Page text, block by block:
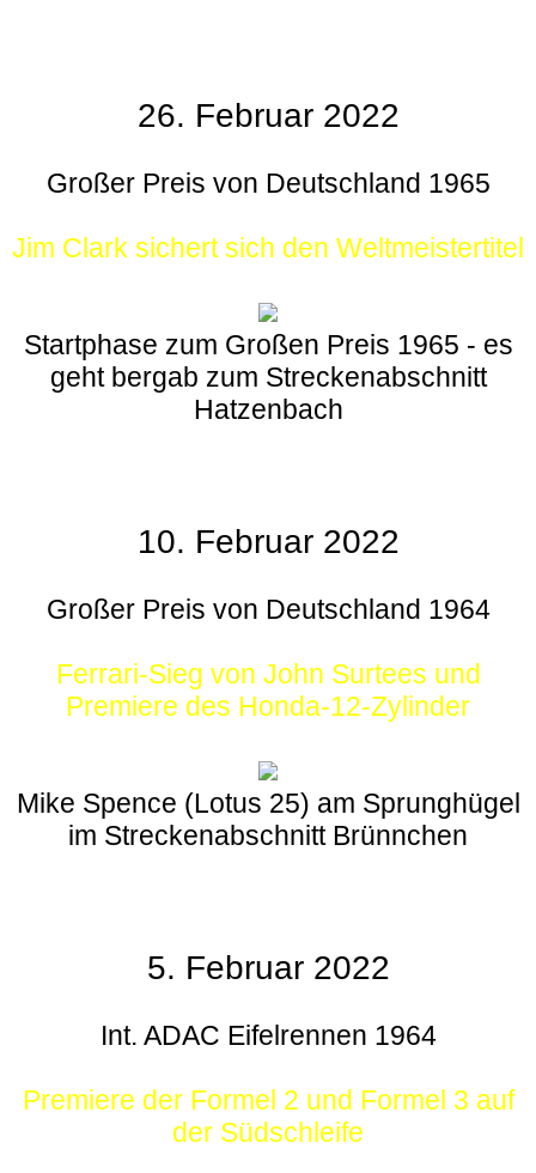
26. Februar 2022
Großer Preis von Deutschland 1965
Jim Clark sichert sich den Weltmeistertitel
Startphase zum Großen Preis 1965 - es
geht bergab zum Streckenabschnitt
Hatzenbach
10. Februar 2022
Großer Preis von Deutschland 1964
Ferrari-Sieg von John Surtees und
Premiere des Honda-12-Zylinder
Mike Spence (Lotus 25) am Sprunghügel
im Streckenabschnitt Brünnchen
5. Februar 2022
Int. ADAC Eifelrennen 1964
Premiere der Formel 2 und Formel 3 auf
der Südschleife